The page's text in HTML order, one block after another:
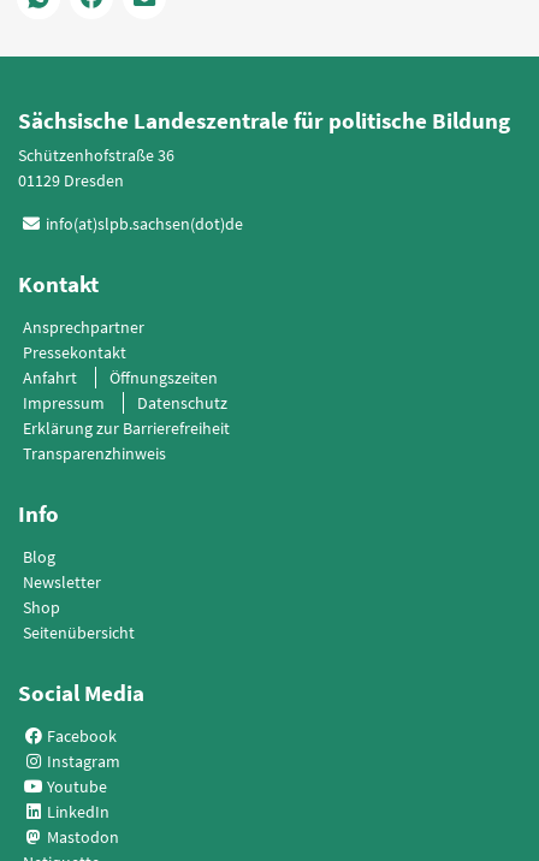
Sächsische Landeszentrale für politische Bildung
Schützenhofstraße 36
01129 Dresden
info(at)slpb.sachsen(dot)de
Kontakt
Ansprechpartner
Pressekontakt
Anfahrt
Öffnungszeiten
Impressum
Datenschutz
Erklärung zur Barrierefreiheit
Transparenzhinweis
Info
Blog
Newsletter
Shop
Seitenübersicht
Social Media
Facebook
Instagram
Youtube
LinkedIn
Mastodon